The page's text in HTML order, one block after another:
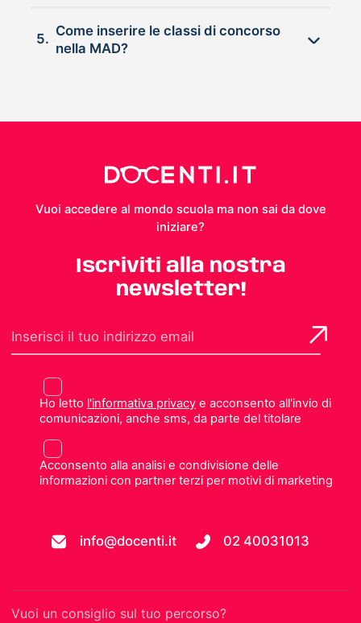
5.
Come inserire le classi di concorso
nella MAD?
Vuoi accedere al mondo scuola ma non sai da dove
iniziare?
Iscriviti alla nostra
newsletter!
Ho letto l'informativa privacye acconsento all'invio di
comunicazioni, anche sms, da parte del titolare
Acconsento alla analisi e condivisione delle
informazioni con partner terzi per motivi di marketing
info@docenti.it 02 40031013
Vuoi un consiglio sul tuo percorso?